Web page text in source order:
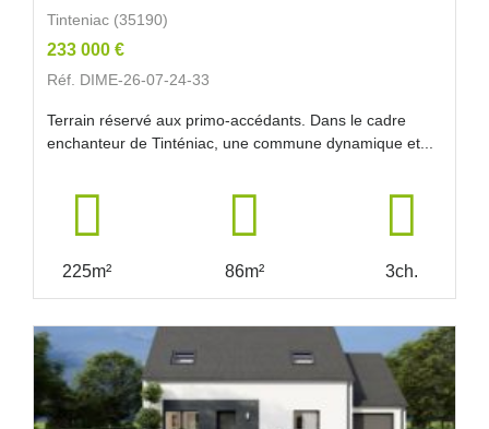
Tinteniac (35190)
233 000 €
Réf. DIME-26-07-24-33
Terrain réservé aux primo-accédants. Dans le cadre
enchanteur de Tinténiac, une commune dynamique et...
225m² 86m² 3ch.